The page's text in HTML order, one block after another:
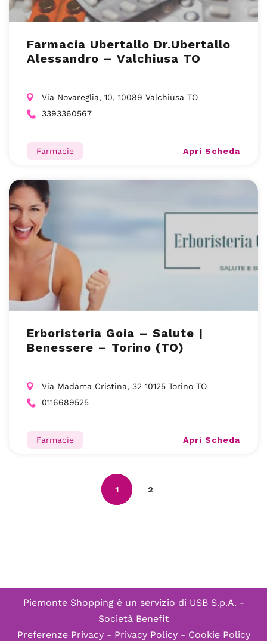
Farmacia Ubertallo Dr.Ubertallo
Alessandro – Valchiusa TO
Via Novareglia, 10, 10089 Valchiusa TO
3393360567
Farmacie Apri Scheda
Erboristeria Goia – Salute |
Benessere – Torino (TO)
Via Madama Cristina, 32 10125 Torino TO
0116689525
Farmacie Apri Scheda
1 2
Piemonte Shopping è un servizio di USB S.p.A. -
Società Benefit
Preferenze Privacy- Privacy Policy- Cookie Policy